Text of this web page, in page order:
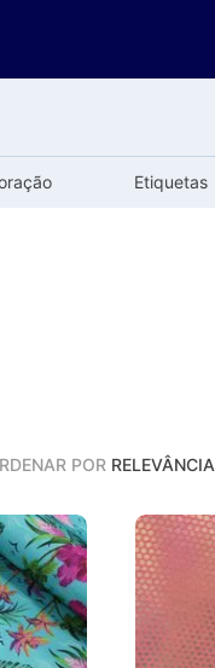
Etiquetas
POR RELEVÂNCIA